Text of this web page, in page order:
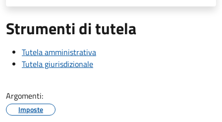
Strumenti di tutela
Tutela amministrativa
Tutela giurisdizionale
Argomenti:
Imposte